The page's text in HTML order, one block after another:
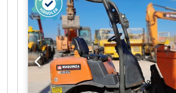
Gewichte Leergewicht: 1.900 kg
kg zGG: 1.975 kg Funktionell Inhalt
Ladeschaufel: 0,8 m³ CE-
Zustand Technischer Zustand:
Optischer Zustand: sehr gut =
und Zubehör = - Arbeitslampe(n) =
Anmerkungen = Allgemein